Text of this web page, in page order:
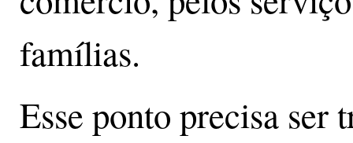
famílias.
Esse ponto precisa ser